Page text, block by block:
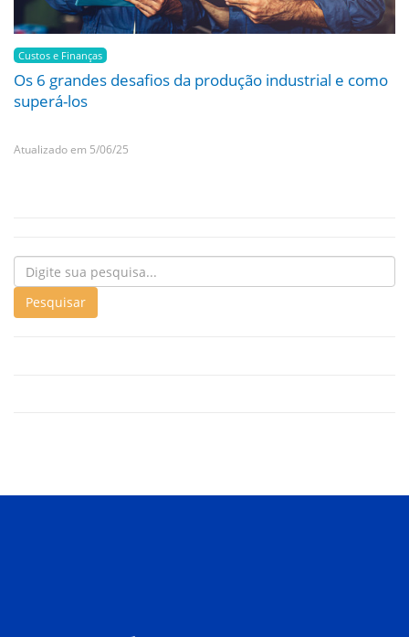
Custos e Finanças
Os 6 grandes desafios da produção industrial e como
superá-los
Atualizado em 5/06/25